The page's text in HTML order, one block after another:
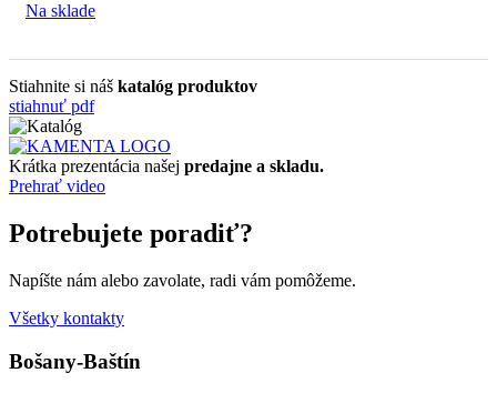
Na sklade
Stiahnite si náš katalóg produktov
stiahnuť pdf
Krátka prezentácia našej predajne a skladu.
Prehrať video
Potrebujete poradiť?
Napíšte nám alebo zavolate, radi vám pomôžeme.
Všetky kontakty
Bošany-Baštín